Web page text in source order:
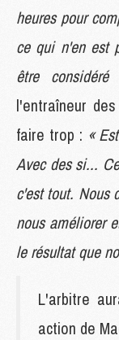
heures pour
ce qui n'en est
être
l'entraîneur
faire trop : «
Avec des si...
c'est tout. Nous
nous améliorer
le résultat que
L'arbitre
action de